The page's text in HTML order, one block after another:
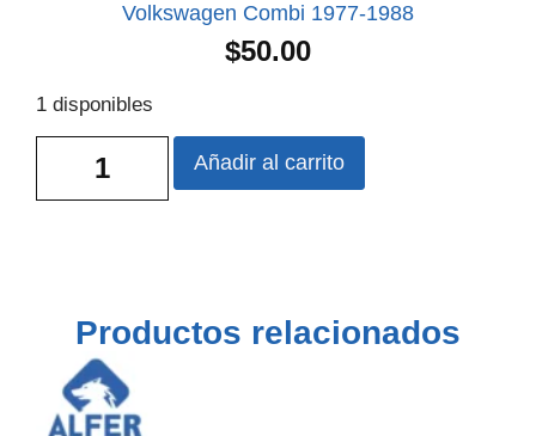
Volkswagen Combi 1977-1988
$50.00
1 disponibles
Añadir al carrito
Productos relacionados